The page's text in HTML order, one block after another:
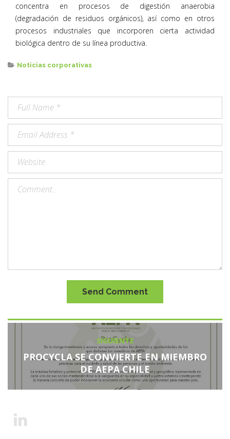
concentra en procesos de digestión anaerobia
(degradación de residuos orgánicos), así como en otros
procesos industriales que incorporen cierta actividad
biológica dentro de su línea productiva.
Noticias corporativas
Send Comment
SIGUIENTE
PROCYCLA SE CONVIERTE EN MIEMBRO
DE AEPA CHILE